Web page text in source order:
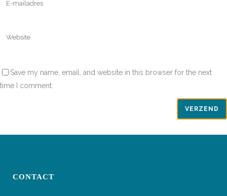
Save my name, email, and website in this browser for the next
time I comment.
CONTACT